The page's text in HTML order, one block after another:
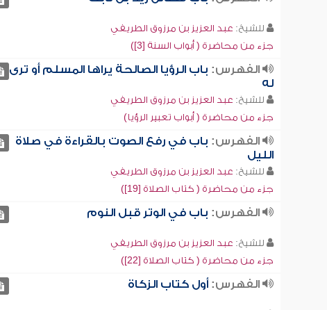
للشيخ: عبد العزيز بن مرزوق الطريفي
جزء من محاضرة ( أبواب السنة [3])
الفهرس: باب الرؤيا الصالحة يراها المسلم أو ترى
له
للشيخ: عبد العزيز بن مرزوق الطريفي
جزء من محاضرة ( أبواب تعبير الرؤيا)
الفهرس: باب في رفع الصوت بالقراءة في صلاة
الليل
للشيخ: عبد العزيز بن مرزوق الطريفي
جزء من محاضرة ( كتاب الصلاة [19])
الفهرس: باب في الوتر قبل النوم
للشيخ: عبد العزيز بن مرزوق الطريفي
جزء من محاضرة ( كتاب الصلاة [22])
الفهرس:أول كتاب الزكاة